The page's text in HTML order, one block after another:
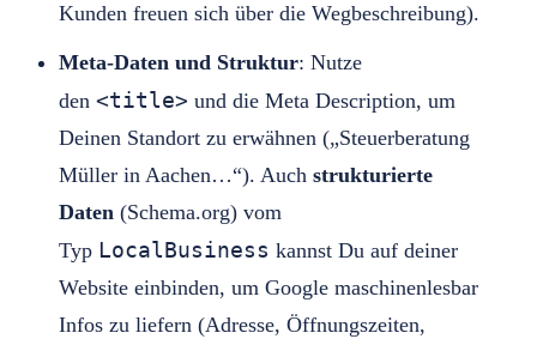
Kunden freuen sich über die Wegbeschreibung).
Meta-Daten und Struktur: Nutze
den <title> und die Meta Description, um
Deinen Standort zu erwähnen („Steuerberatung
Müller in Aachen…“). Auch strukturierte
Daten (Schema.org) vom
Typ LocalBusiness kannst Du auf deiner
Website einbinden, um Google maschinenlesbar
Infos zu liefern (Adresse, Öffnungszeiten,